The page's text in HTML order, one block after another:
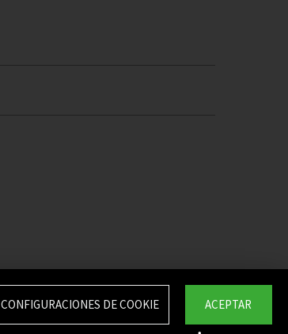
ACEPTAR
CONFIGURACIONES DE COOKIE